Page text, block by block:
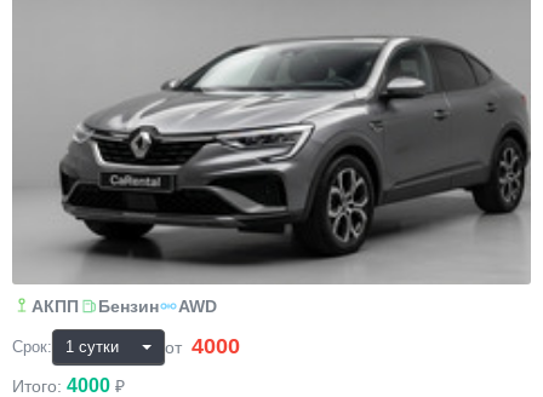
АКПП Бензин AWD
Срок: от 4000
Итого: 4000 ₽